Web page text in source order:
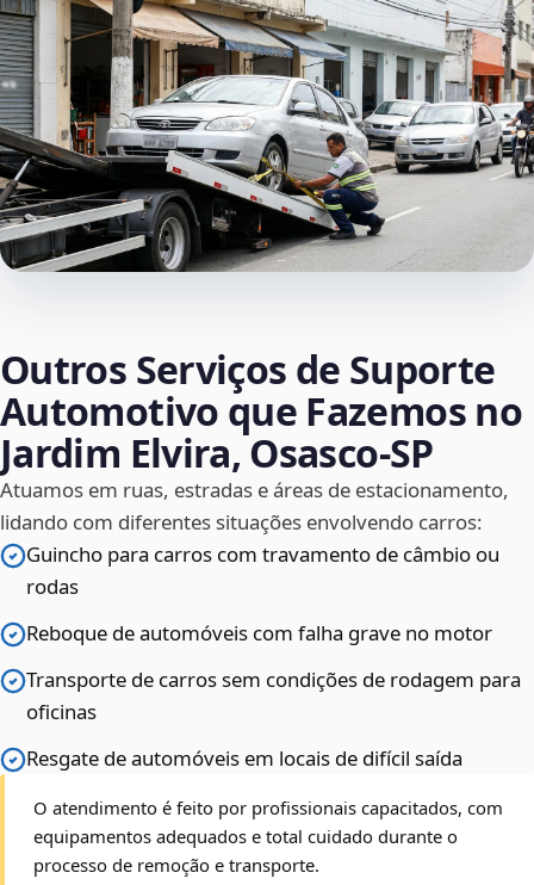
Outros Serviços de Suporte
Automotivo que Fazemos no
Jardim Elvira, Osasco‑SP
Atuamos em ruas, estradas e áreas de estacionamento,
lidando com diferentes situações envolvendo carros:
Guincho para carros com travamento de câmbio ou
rodas
Reboque de automóveis com falha grave no motor
Transporte de carros sem condições de rodagem para
oficinas
Resgate de automóveis em locais de difícil saída
O atendimento é feito por profissionais capacitados, com
equipamentos adequados e total cuidado durante o
processo de remoção e transporte.